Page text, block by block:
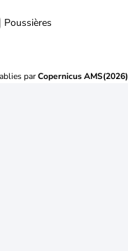
Poussières
parCopernicus AMS(2026)